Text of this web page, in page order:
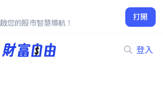
您的股市智慧導航！
打開
登入
-1.67%